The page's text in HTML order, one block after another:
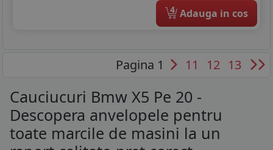
4 Adauga in cos
Pagina 1 11 12 13
Cauciucuri Bmw X5 Pe 20 -
Descopera anvelopele pentru
toate marcile de masini la un